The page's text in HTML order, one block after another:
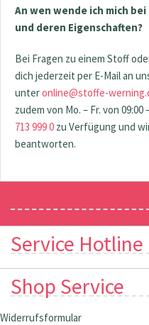
An wen wende ich mich
und deren Eigenschaften?
Bei Fragen zu einem Stoff
dich jederzeit per E-Mail an
unteronline@stoffe-
zudem von Mo. – Fr. von
713 999 0 zu Verfügung und
beantworten.
Service Hotline
Shop Service
Widerrufsformular